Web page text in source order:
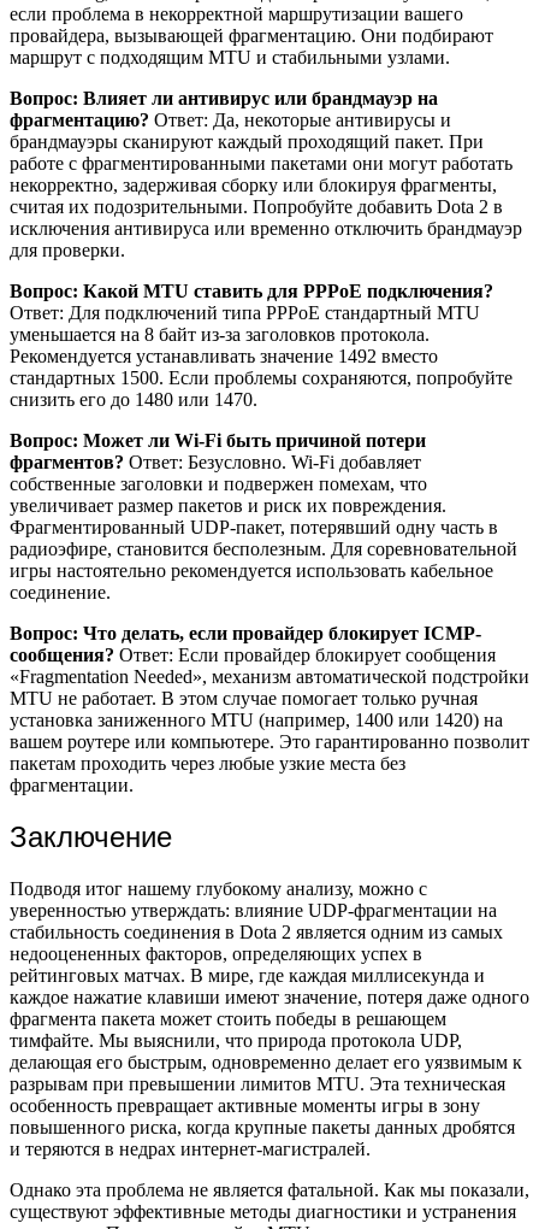
если проблема в некорректной маршрутизации вашего
провайдера, вызывающей фрагментацию. Они подбирают
маршрут с подходящим MTU и стабильными узлами.
Вопрос: Влияет ли антивирус или брандмауэр на
фрагментацию? Ответ: Да, некоторые антивирусы и
брандмауэры сканируют каждый проходящий пакет. При
работе с фрагментированными пакетами они могут работать
некорректно, задерживая сборку или блокируя фрагменты,
считая их подозрительными. Попробуйте добавить Dota 2 в
исключения антивируса или временно отключить брандмауэр
для проверки.
Вопрос: Какой MTU ставить для PPPoE подключения?
Ответ: Для подключений типа PPPoE стандартный MTU
уменьшается на 8 байт из-за заголовков протокола.
Рекомендуется устанавливать значение 1492 вместо
стандартных 1500. Если проблемы сохраняются, попробуйте
снизить его до 1480 или 1470.
Вопрос: Может ли Wi-Fi быть причиной потери
фрагментов? Ответ: Безусловно. Wi-Fi добавляет
собственные заголовки и подвержен помехам, что
увеличивает размер пакетов и риск их повреждения.
Фрагментированный UDP-пакет, потерявший одну часть в
радиоэфире, становится бесполезным. Для соревновательной
игры настоятельно рекомендуется использовать кабельное
соединение.
Вопрос: Что делать, если провайдер блокирует ICMP-
сообщения? Ответ: Если провайдер блокирует сообщения
«Fragmentation Needed», механизм автоматической подстройки
MTU не работает. В этом случае помогает только ручная
установка заниженного MTU (например, 1400 или 1420) на
вашем роутере или компьютере. Это гарантированно позволит
пакетам проходить через любые узкие места без
фрагментации.
Заключение
Подводя итог нашему глубокому анализу, можно с
уверенностью утверждать: влияние UDP-фрагментации на
стабильность соединения в Dota 2 является одним из самых
недооцененных факторов, определяющих успех в
рейтинговых матчах. В мире, где каждая миллисекунда и
каждое нажатие клавиши имеют значение, потеря даже одного
фрагмента пакета может стоить победы в решающем
тимфайте. Мы выяснили, что природа протокола UDP,
делающая его быстрым, одновременно делает его уязвимым к
разрывам при превышении лимитов MTU. Эта техническая
особенность превращает активные моменты игры в зону
повышенного риска, когда крупные пакеты данных дробятся
и теряются в недрах интернет-магистралей.
Однако эта проблема не является фатальной. Как мы показали,
существуют эффективные методы диагностики и устранения